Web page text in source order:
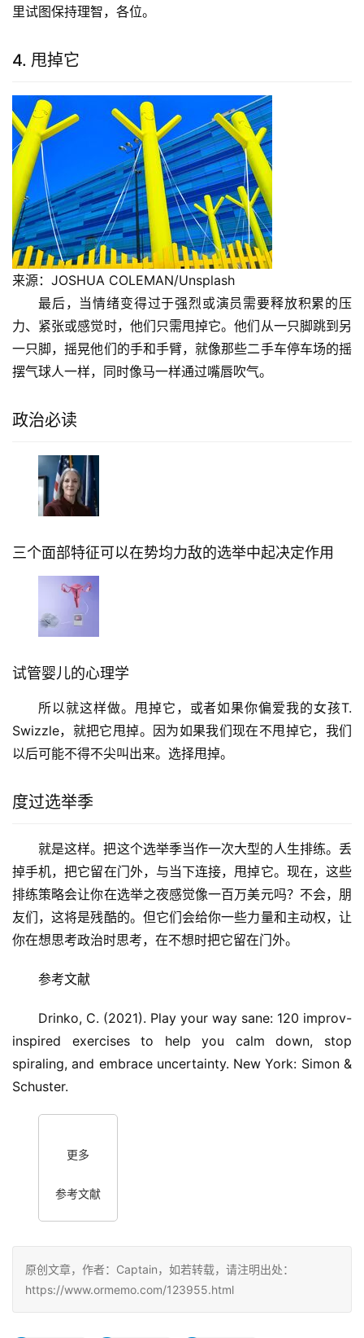
里试图保持理智，各位。
4. 甩掉它
来源：JOSHUA COLEMAN/Unsplash
最后，当情绪变得过于强烈或演员需要释放积累的压
力、紧张或感觉时，他们只需甩掉它。他们从一只脚跳到另
一只脚，摇晃他们的手和手臂，就像那些二手车停车场的摇
摆气球人一样，同时像马一样通过嘴唇吹气。
政治必读
三个面部特征可以在势均力敌的选举中起决定作用
试管婴儿的心理学
所以就这样做。甩掉它，或者如果你偏爱我的女孩T.
Swizzle，就把它甩掉。因为如果我们现在不甩掉它，我们
以后可能不得不尖叫出来。选择甩掉。
度过选举季
就是这样。把这个选举季当作一次大型的人生排练。丢
掉手机，把它留在门外，与当下连接，甩掉它。现在，这些
排练策略会让你在选举之夜感觉像一百万美元吗？不会，朋
友们，这将是残酷的。但它们会给你一些力量和主动权，让
你在想思考政治时思考，在不想时把它留在门外。
参考文献
Drinko, C. (2021). Play your way sane: 120 improv-
inspired exercises to help you calm down, stop
spiraling, and embrace uncertainty. New York: Simon &
Schuster.
更多
参考文献
原创文章，作者：Captain，如若转载，请注明出处：
https://www.ormemo.com/123955.html